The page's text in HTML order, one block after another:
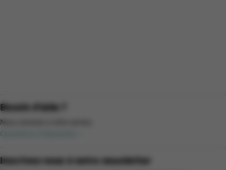
Besoin d'aide ?
Nous sommes à votre service.
Questions fréquentes
Inscrivez-vous à notre newsletter